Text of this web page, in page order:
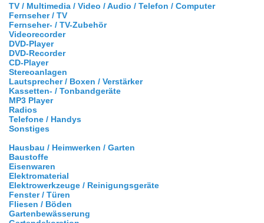
TV / Multimedia / Video / Audio / Telefon / Computer
Fernseher / TV
Fernseher- / TV-Zubehör
Videorecorder
DVD-Player
DVD-Recorder
CD-Player
Stereoanlagen
Lautsprecher / Boxen / Verstärker
Kassetten- / Tonbandgeräte
MP3 Player
Radios
Telefone / Handys
Sonstiges
Hausbau / Heimwerken / Garten
Baustoffe
Eisenwaren
Elektromaterial
Elektrowerkzeuge / Reinigungsgeräte
Fenster / Türen
Fliesen / Böden
Gartenbewässerung